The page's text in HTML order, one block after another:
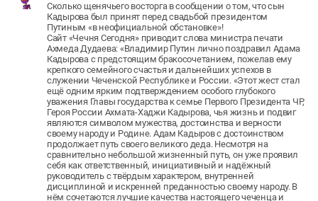
Сколько щенячьего восторга в сообщении о том, что сын
Кадырова был принят перед свадьбой президентом
Путиным «в неофициальной обстановке»!
Сайт «Чечня Сегодня» приводит слова министра печати
Ахмеда Дудаева: «Владимир Путин лично поздравил Адама
Кадырова с предстоящим бракосочетанием, пожелав ему
крепкого семейного счастья и дальнейших успехов в
служении Чеченской Республике и России. «Этот жест стал
ещё одним ярким подтверждением особого глубокого
уважения Главы государства к семье Первого Президента ЧР,
Героя России Ахмата-Хаджи Кадырова, чья жизнь и подвиг
являются символом мужества, достоинства и верности
своему народу и Родине. Адам Кадыров с достоинством
продолжает путь своего великого деда. Несмотря на
сравнительно небольшой жизненный путь, он уже проявил
себя как ответственный, инициативный и надёжный
руководитель с твёрдым характером, внутренней
дисциплиной и искренней преданностью своему народу. В
нём сочетаются лучшие качества настоящего чеченца и